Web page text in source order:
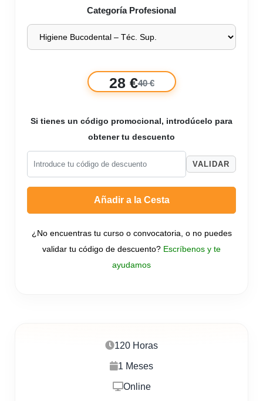
120 Horas
1 Meses
Online
Categoría Profesional
28 €40 €
Si tienes un código promocional, introdúcelo para
obtener tu descuento
VALIDAR
Añadir a la Cesta
¿No encuentras tu curso o convocatoria, o no puedes
validar tu código de descuento? Escríbenos y te
ayudamos